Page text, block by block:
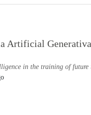
Artificial
in the training of future